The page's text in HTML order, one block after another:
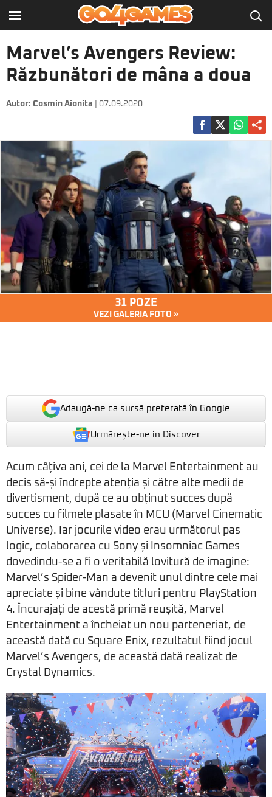
Marvel’s Avengers Review:
Răzbunători de mâna a doua
Autor: Cosmin Aionita | 07.09.2020
31 POZE
VEZI GALERIA FOTO »
Adaugă-ne ca sursă preferată în Google
Urmărește-ne in Discover
Acum câțiva ani, cei de la Marvel Entertainment au
decis să-și îndrepte atenția și către alte medii de
divertisment, după ce au obținut succes după
succes cu filmele plasate în MCU (Marvel Cinematic
Universe). Iar jocurile video erau următorul pas
logic, colaborarea cu Sony și Insomniac Games
dovedindu-se a fi o veritabilă lovitură de imagine:
Marvel’s Spider-Man a devenit unul dintre cele mai
apreciate și bine vândute titluri pentru PlayStation
4. Încurajați de acestă primă reușită, Marvel
Entertainment a încheiat un nou parteneriat, de
această dată cu Square Enix, rezultatul fiind jocul
Marvel’s Avengers, de această dată realizat de
Crystal Dynamics.